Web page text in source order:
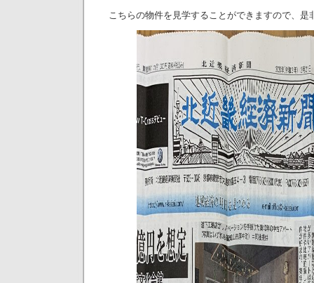
こちらの物件を見学することができますので、是